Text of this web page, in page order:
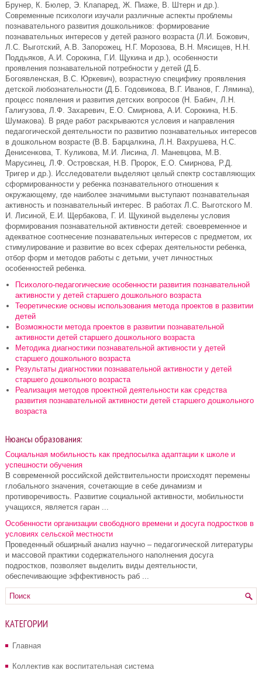
Брунер, К. Бюлер, Э. Клапаред, Ж. Пиаже, В. Штерн и др.).
Современные психологи изучали различные аспекты проблемы
познавательного развития дошкольников: формирование
познавательных интересов у детей разного возраста (Л.И. Божович,
Л.С. Выготский, А.В. Запорожец, Н.Г. Морозова, В.Н. Мясищев, Н.Н.
Поддьяков, А.И. Сорокина, Г.И. Щукина и др.), особенности
проявления познавательной потребности у детей (Д.Б.
Богоявленская, B.C. Юркевич), возрастную специфику проявления
детской любознательности (Д.Б. Годовикова, В.Г. Иванов, Г. Лямина),
процесс появления и развития детских вопросов (Н. Бабич, Л.Н.
Галигузова, Л.Ф. Захаревич, Е.О. Смирнова, А.И. Сорокина, Н.Б.
Шумакова). В ряде работ раскрываются условия и направления
педагогической деятельности по развитию познавательных интересов
в дошкольном возрасте (В.В. Барцалкина, Л.Н. Вахрушева, Н.С.
Денисенкова, Т. Куликова, М.И. Лисина, Л. Маневцова, М.В.
Марусинец, Л.Ф. Островская, Н.В. Пророк, Е.О. Смирнова, Р.Д.
Тригер и др.). Исследователи выделяют целый спектр составляющих
сформированности у ребенка познавательного отношения к
окружающему, где наиболее значимыми выступают познавательная
активность и познавательный интерес. В работах Л.С. Выготского М.
И. Лисиной, Е.И. Щербакова, Г. И. Щукиной выделены условия
формирования познавательной активности детей: своевременное и
адекватное соотнесение познавательных интересов с предметом, их
стимулирование и развитие во всех сферах деятельности ребенка,
отбор форм и методов работы с детьми, учет личностных
особенностей ребенка.
Психолого-педагогические особенности развития познавательной
активности у детей старшего дошкольного возраста
Теоретические основы использования метода проектов в развитии
детей
Возможности метода проектов в развитии познавательной
активности детей старшего дошкольного возраста
Методика диагностики познавательной активности у детей
старшего дошкольного возраста
Результаты диагностики познавательной активности у детей
старшего дошкольного возраста
Реализация методов проектной деятельности как средства
развития познавательной активности детей старшего дошкольного
возраста
Нюансы образования:
Социальная мобильность как предпосылка адаптации к школе и
успешности обучения
В современной российской действительности происходят перемены
глобального значения, сочетающие в себе динамизм и
противоречивость. Развитие социальной активности, мобильности
учащихся, является гаран ...
Особенности организации свободного времени и досуга подростков в
условиях сельской местности
Проведенный обширный анализ научно – педагогической литературы
и массовой практики содержательного наполнения досуга
подростков, позволяет выделить виды деятельности,
обеспечивающие эффективность раб ...
КАТЕГОРИИ
Главная
Коллектив как воспитательная система